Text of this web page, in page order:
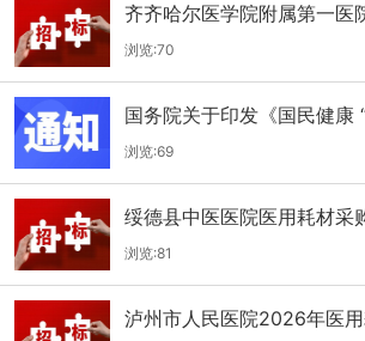
齐齐哈尔医学院附属第一医
院第一临床医学院）口腔科
浏览:70
国务院关于印发《国民健康
通知
浏览:69
绥德县中医医院医用耗材采
浏览:81
泸州市人民医院2026年医